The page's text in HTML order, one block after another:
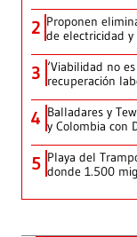
2 Proponen
de electricidad y
3 ‘Viabilidad no
recuperación
4 Balladares y
y Colombia con
5 Playa del
donde 1.500